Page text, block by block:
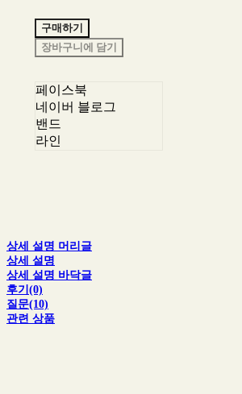
구매하기
장바구니에 담기
페이스북
네이버 블로그
밴드
라인
상세 설명 머리글
상세 설명
상세 설명 바닥글
후기(0)
질문(10)
관련 상품